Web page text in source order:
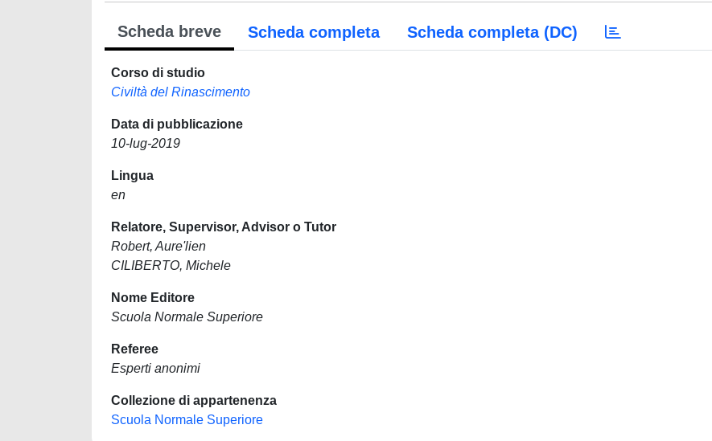
Scheda breve Scheda completa Scheda completa (DC)
Corso di studio
Civiltà del Rinascimento
Data di pubblicazione
10-lug-2019
Lingua
en
Relatore, Supervisor, Advisor o Tutor
Robert, Aure'lien
CILIBERTO, Michele
Nome Editore
Scuola Normale Superiore
Referee
Esperti anonimi
Collezione di appartenenza
Scuola Normale Superiore